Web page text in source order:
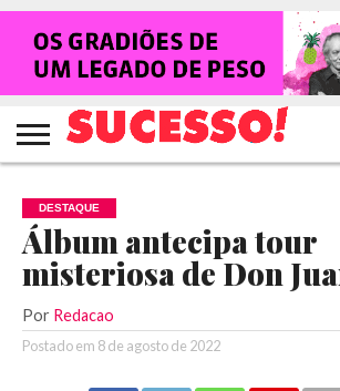
HOME
NOTÍCIAS
SHOWS
ENTREVISTAS
CLIQUES
RANKING
CROWLEY
TV
SUCESSO!
REVISTA
SUCESSO!
DESTAQUE
Álbum antecipa tour
misteriosa de Don
Por Redacao
Postado em 8 de agosto de 2022